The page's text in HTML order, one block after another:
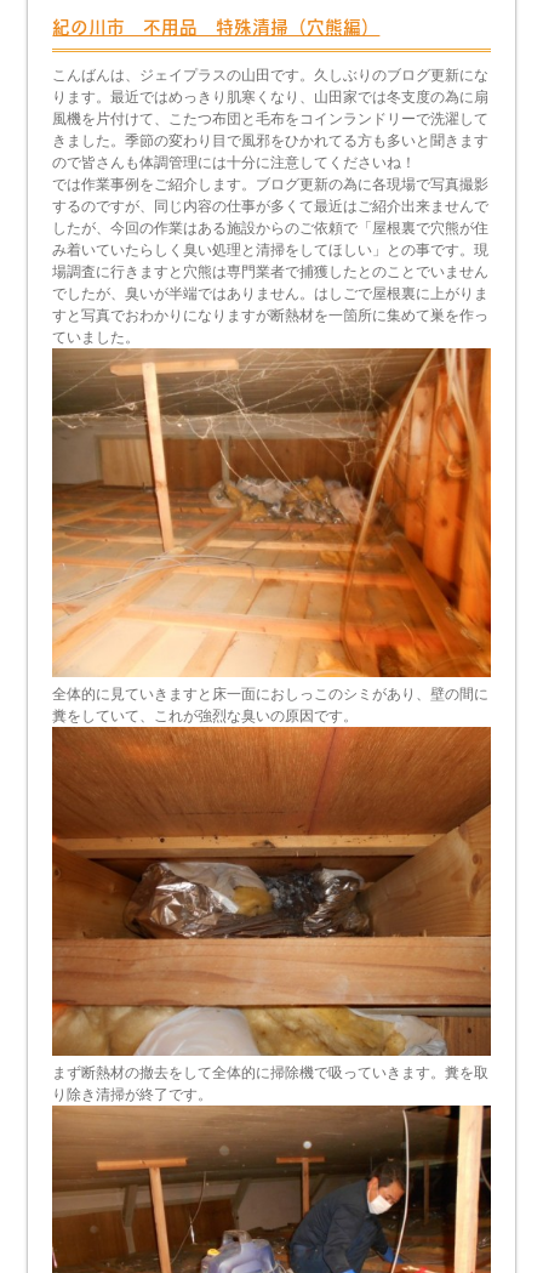
紀の川市 不用品 特殊清掃（穴熊編）
こんばんは、ジェイプラスの山田です。久しぶりのブログ更新にな
ります。最近ではめっきり肌寒くなり、山田家では冬支度の為に扇
風機を片付けて、こたつ布団と毛布をコインランドリーで洗濯して
きました。季節の変わり目で風邪をひかれてる方も多いと聞きます
ので皆さんも体調管理には十分に注意してくださいね！
では作業事例をご紹介します。ブログ更新の為に各現場で写真撮影
するのですが、同じ内容の仕事が多くて最近はご紹介出来ませんで
したが、今回の作業はある施設からのご依頼で「屋根裏で穴熊が住
み着いていたらしく臭い処理と清掃をしてほしい」との事です。現
場調査に行きますと穴熊は専門業者で捕獲したとのことでいません
でしたが、臭いが半端ではありません。はしごで屋根裏に上がりま
すと写真でおわかりになりますが断熱材を一箇所に集めて巣を作っ
ていました。
全体的に見ていきますと床一面におしっこのシミがあり、壁の間に
糞をしていて、これが強烈な臭いの原因です。
まず断熱材の撤去をして全体的に掃除機で吸っていきます。糞を取
り除き清掃が終了です。